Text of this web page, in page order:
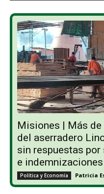
Misiones | Más
del aserradero
sin respuestas
e
Política y Economía Patricia